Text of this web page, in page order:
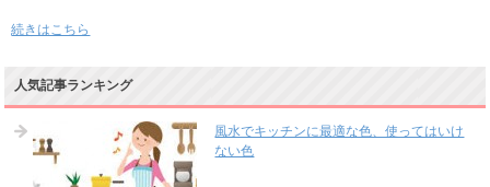
続きはこちら
人気記事ランキング
風水でキッチンに最適な色、使ってはいけ
ない色